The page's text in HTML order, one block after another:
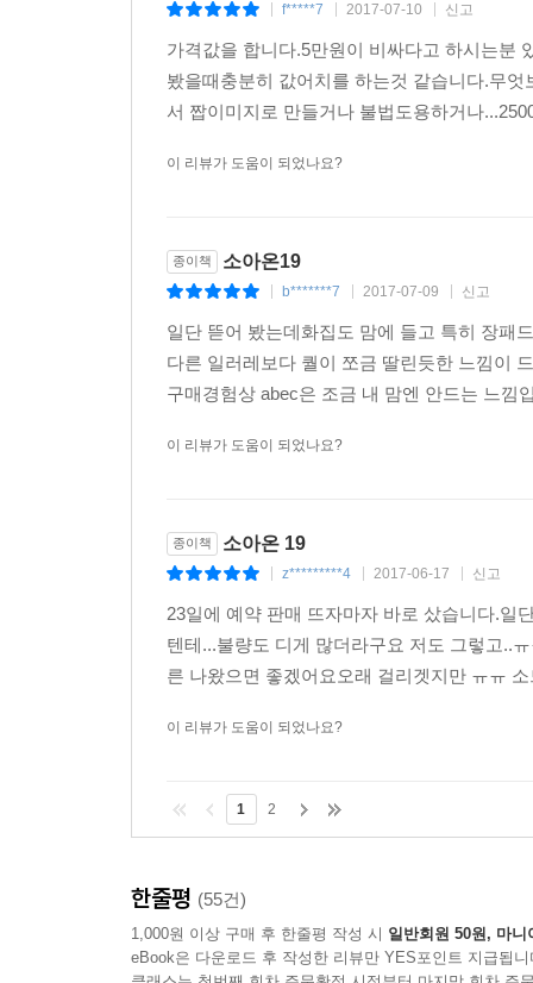
f*****7 2017-07-10 신고
가격값을 합니다.5만원이 비싸다고 하시는분
봤을때충분히 값어치를 하는것 같습니다.무
서 짭이미지로 만들거나 불법도용하거나
이 리뷰가 도움이 되었나요?
종이책 소아온19
b*******7 2017-07-09 신고
일단 뜯어 봤는데화집도 맘에 들고 특히 장패
다른 일러레보다 퀄이 쪼금 딸린듯한 느낌이
구매경험상 abec은 조금 내 맘엔 안드는 느
이 리뷰가 도움이 되었나요?
종이책 소아온 19
z*********4 2017-06-17 신고
23일에 예약 판매 뜨자마자 바로 샀습니다.일
텐테...불량도 디게 많더라구요 저도 그렇고..
른 나왔으면 좋겠어요오래 걸리겟지만 ㅠㅠ
이 리뷰가 도움이 되었나요?
1 2
한줄평 (55건)
1,000원 이상 구매 후 한줄평 작성 시 일반회원 50원, 마니
eBook은 다운로드 후 작성한 리뷰만 YES포인트 지급됩니